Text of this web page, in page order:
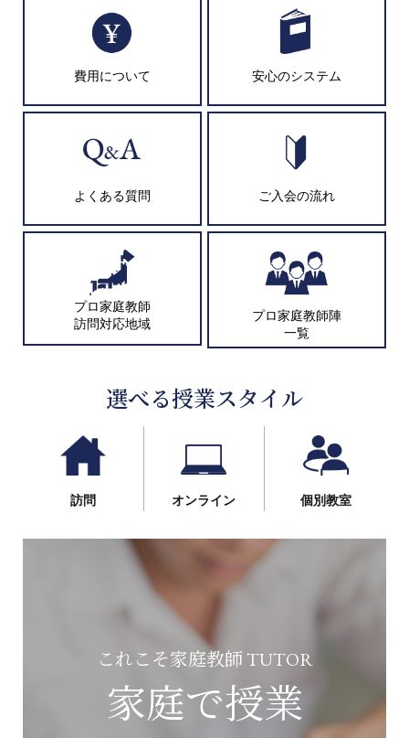
費用について 安心のシステム
よくある質問 ご入会の流れ
プロ家庭教師
訪問対応地域
プロ家庭教師陣
一覧
選べる授業スタイル
訪問 オンライン 個別教室
これこそ家庭教師 TUTOR
家庭で授業